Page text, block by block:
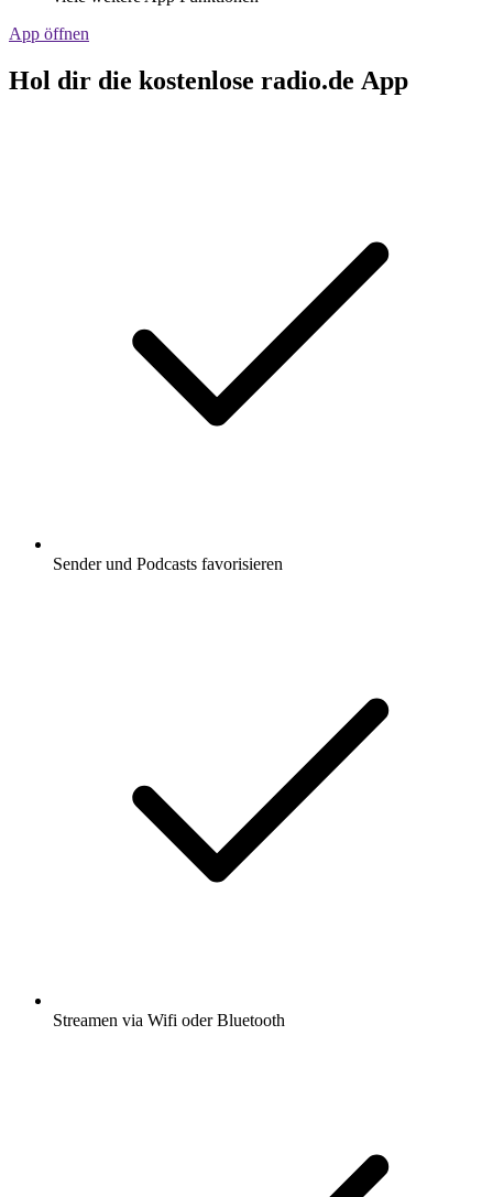
App öffnen
Hol dir die kostenlose radio.de App
Sender und Podcasts favorisieren
Streamen via Wifi oder Bluetooth